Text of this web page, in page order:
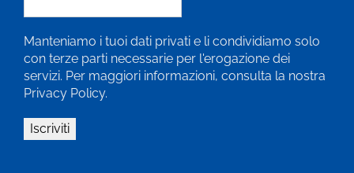
Manteniamo i tuoi dati privati e li condividiamo solo
con terze parti necessarie per l'erogazione dei
servizi. Per maggiori informazioni, consulta la nostra
Privacy Policy.